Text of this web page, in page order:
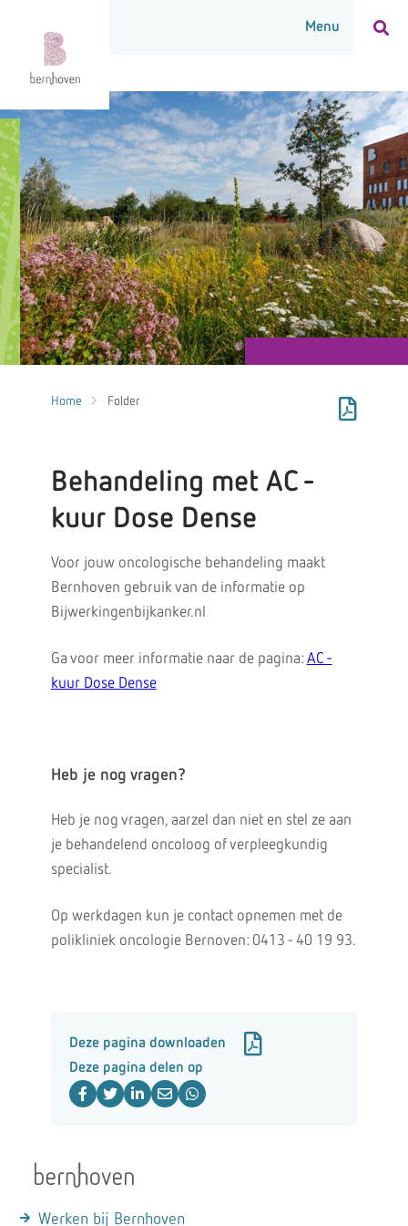
Home Folder
Behandeling met AC -
kuur Dose Dense
Voor jouw oncologische behandeling maakt
Bernhoven gebruik van de informatie op
Bijwerkingenbijkanker.nl
Ga voor meer informatie naar de pagina: AC -
kuur Dose Dense
Heb je nog vragen?
Heb je nog vragen, aarzel dan niet en stel ze aan
je behandelend oncoloog of verpleegkundig
specialist.
Op werkdagen kun je contact opnemen met de
polikliniek oncologie Bernoven: 0413 - 40 19 93.
Deze pagina downloaden
Deze pagina delen op
Werken bij Bernhoven